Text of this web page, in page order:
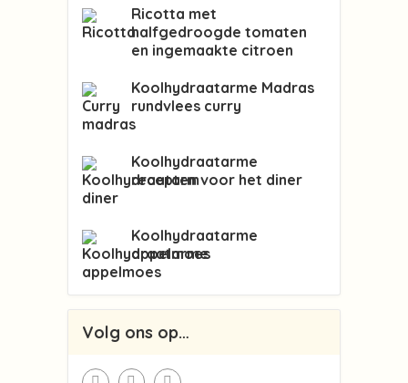
Ricotta met
halfgedroogde tomaten
en ingemaakte citroen
Koolhydraatarme Madras
rundvlees curry
Koolhydraatarme
recepten voor het diner
Koolhydraatarme
appelmoes
Volg ons op…